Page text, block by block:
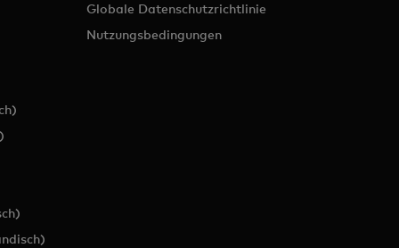
Globale Datenschutzrichtlinie
Nutzungsbedingungen